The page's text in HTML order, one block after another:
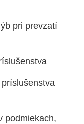
pri prevzatí
podmiekach,